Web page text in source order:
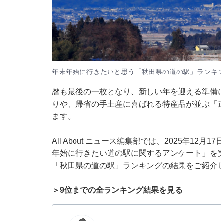
年末年始に行きたいと思う「秋田県の道の駅」ランキ
暦も最後の一枚となり、新しい年を迎える準
りや、帰省の手土産に喜ばれる特産品が並ぶ
ます。
All About ニュース編集部では、2025年12月17
年始に行きたい道の駅に関するアンケート」
「秋田県の道の駅」ランキングの結果をご紹介
＞9位までの全ランキング結果を見る